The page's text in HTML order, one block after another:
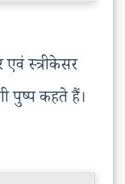
स्त्रीकेसर
पुष्प कहते हैं।